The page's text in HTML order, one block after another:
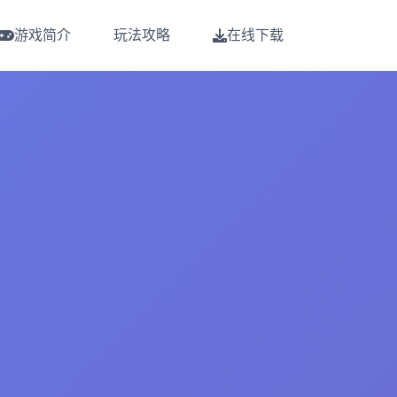
游戏简介 玩法攻略 在线下载